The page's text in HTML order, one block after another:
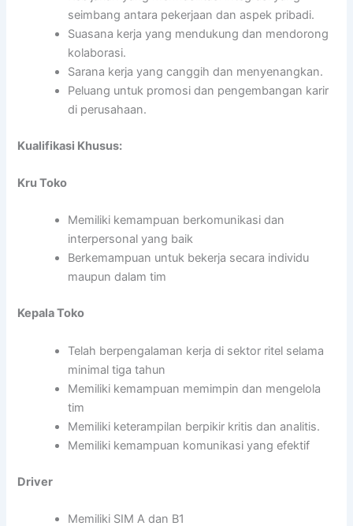
seimbang antara pekerjaan dan aspek pribadi.
Suasana kerja yang mendukung dan mendorong
kolaborasi.
Sarana kerja yang canggih dan menyenangkan.
Peluang untuk promosi dan pengembangan karir
di perusahaan.
Kualifikasi Khusus:
Kru Toko
Memiliki kemampuan berkomunikasi dan
interpersonal yang baik
Berkemampuan untuk bekerja secara individu
maupun dalam tim
Kepala Toko
Telah berpengalaman kerja di sektor ritel selama
minimal tiga tahun
Memiliki kemampuan memimpin dan mengelola
tim
Memiliki keterampilan berpikir kritis dan analitis.
Memiliki kemampuan komunikasi yang efektif
Driver
Memiliki SIM A dan B1